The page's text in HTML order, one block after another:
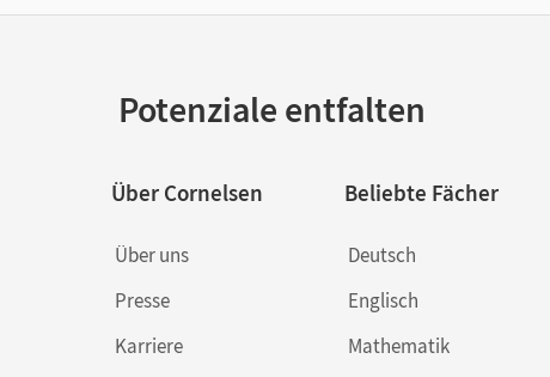
Potenziale entfalten
Über Cornelsen
Über uns
Presse
Karriere
Beliebte Fächer
Deutsch
Englisch
Mathematik